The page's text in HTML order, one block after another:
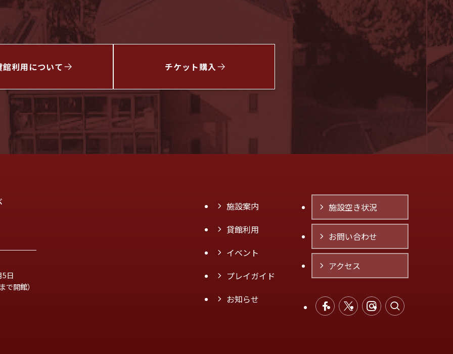
館利用について チケット購入
5日
開館）
施設案内
貸館利用
イベント
プレイガイド
お知らせ
施設空き状況
お問い合わせ
アクセス